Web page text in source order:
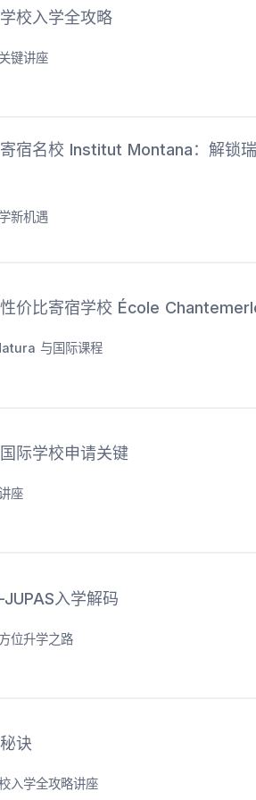
校入学全攻略
键讲座
宿名校 Institut Montana：解锁
新机遇
价比寄宿学校 École
与国际课程
际学校申请关键
座
入学解码
位升学之路
诀
入学全攻略讲座